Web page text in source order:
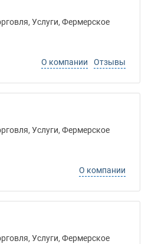
Услуги, Фермерское
О компании Отзывы
Услуги, Фермерское
О компании
Услуги, Фермерское